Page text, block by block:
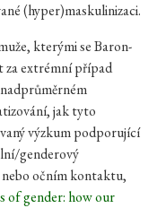
(hyper)maskulinizaci.
kterými se Baron-
za extrémní případ
jak tyto
výzkum podporující
genderový
očním kontaktu,
of gender: how our